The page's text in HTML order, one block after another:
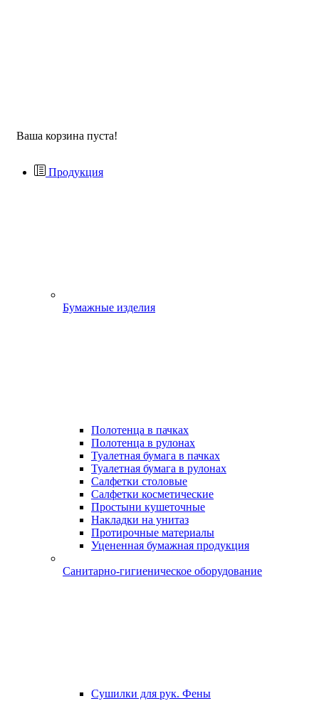
Ваша корзина пуста!
Продукция
Бумажные изделия
Полотенца в пачках
Полотенца в рулонах
Туалетная бумага в пачках
Туалетная бумага в рулонах
Салфетки столовые
Салфетки косметические
Простыни кушеточные
Накладки на унитаз
Протирочные материалы
Уцененная бумажная продукция
Санитарно-гигиеническое оборудование
Сушилки для рук. Фены